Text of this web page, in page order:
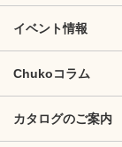
イベント情報
Chukoコラム
カタログのご案内